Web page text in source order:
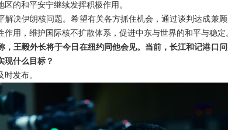
的和平安宁继续发挥积极作用。
解决伊朗核问题。希望有关各方抓住机会，通过谈判达成兼
用，维护国际核不扩散体系，促进中东与世界的和平与稳定
，王毅外长将于今日在纽约同他会见。当前，长江和记港口
现什么目标？
发布。